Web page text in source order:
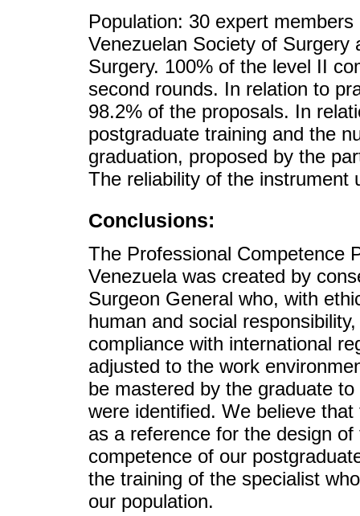
Population: 30 expert
Venezuelan Society of
Surgery. 100% of the level II
second rounds. In relation to
98.2% of the proposals. In
postgraduate training and the
graduation, proposed by the
The reliability of the instrument
Conclusions:
The Professional Competence
Venezuela was created by
Surgeon General who, with
human and social
compliance with international
adjusted to the work
be mastered by the graduate
were identified. We believe
as a reference for the design
competence of our
the training of the specialist
our population.